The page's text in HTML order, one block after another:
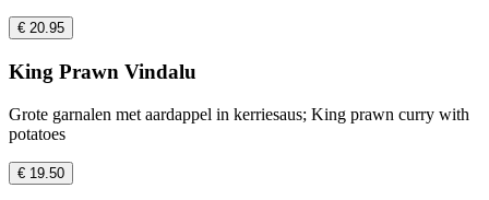
€ 20.95
King Prawn Vindalu
Grote garnalen met aardappel in kerriesaus; King prawn curry with
potatoes
€ 19.50